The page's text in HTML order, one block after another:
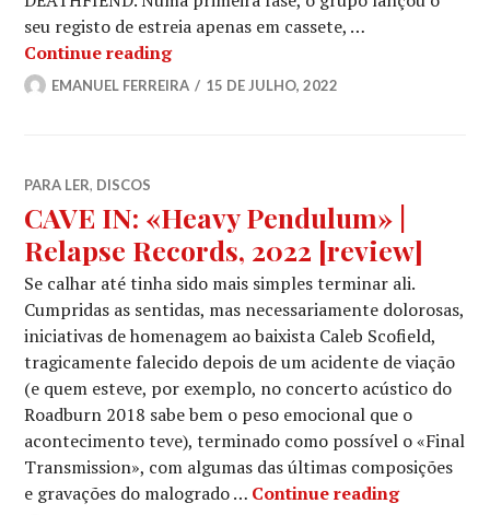
seu registo de estreia apenas em cassete, …
Continue readingDEATHFIEND: Projecto com gente
EMANUEL FERREIRA 15 DE JULHO, 2022
PARA LER, DISCOS
CAVE IN: «Heavy Pendulum» |
Relapse Records, 2022 [review]
Se calhar até tinha sido mais simples terminar ali.
Cumpridas as sentidas, mas necessariamente dolorosas,
iniciativas de homenagem ao baixista Caleb Scofield,
tragicamente falecido depois de um acidente de viação
(e quem esteve, por exemplo, no concerto acústico do
Roadburn 2018 sabe bem o peso emocional que o
acontecimento teve), terminado como possível o «Final
Transmission», com algumas das últimas composições
e gravações do malogrado … Continue readingCAVE IN: